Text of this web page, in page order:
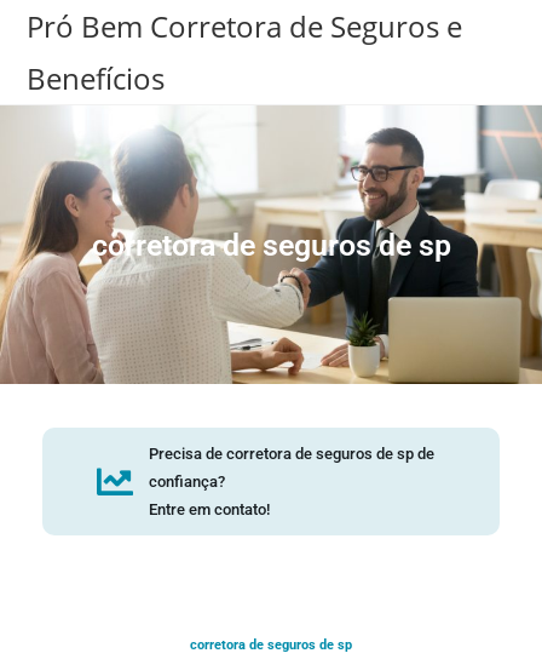
Pró Bem Corretora de Seguros e
Benefícios
corretora de seguros de sp
Precisa de corretora de seguros de sp de
confiança?
Entre em contato!
corretora de seguros de sp